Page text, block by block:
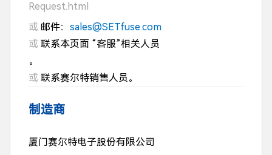
Request.html
或 邮件： sales@SETfuse.com
或 联系本页面 “客服”相关人员
。
或 联系赛尔特销售人员。
制造商
厦门赛尔特电子股份有限公司